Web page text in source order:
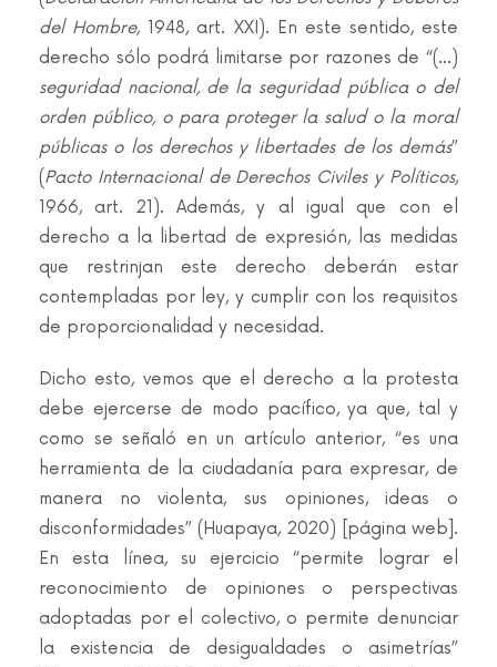
del Hombre, 1948, art. XXI). En este sentido, este
derecho sólo podrá limitarse por razones de “(…)
seguridad nacional, de la seguridad pública o del
orden público, o para proteger la salud o la moral
públicas o los derechos y libertades de los demás”
(Pacto Internacional de Derechos Civiles y Políticos,
1966, art. 21). Además, y al igual que con el
derecho a la libertad de expresión, las medidas
que restrinjan este derecho deberán estar
contempladas por ley, y cumplir con los requisitos
de proporcionalidad y necesidad.
Dicho esto, vemos que el derecho a la protesta
debe ejercerse de modo pacífico, ya que, tal y
como se señaló en un artículo anterior, “es una
herramienta de la ciudadanía para expresar, de
manera no violenta, sus opiniones, ideas o
disconformidades” (Huapaya, 2020) [página web].
En esta línea, su ejercicio “permite lograr el
reconocimiento de opiniones o perspectivas
adoptadas por el colectivo, o permite denunciar
la existencia de desigualdades o asimetrías”